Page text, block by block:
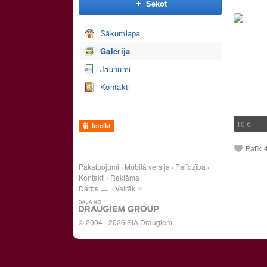
Sekot
Sākumlapa
Galerija
Jaunumi
Kontakti
Ieteikt
Pakalpojumi Mobilā versija
Palīdzība
Kontakti
Reklāma
Darbs
Vairāk
© 2004 - 2026 SIA Draugiem
10 €
Patīk